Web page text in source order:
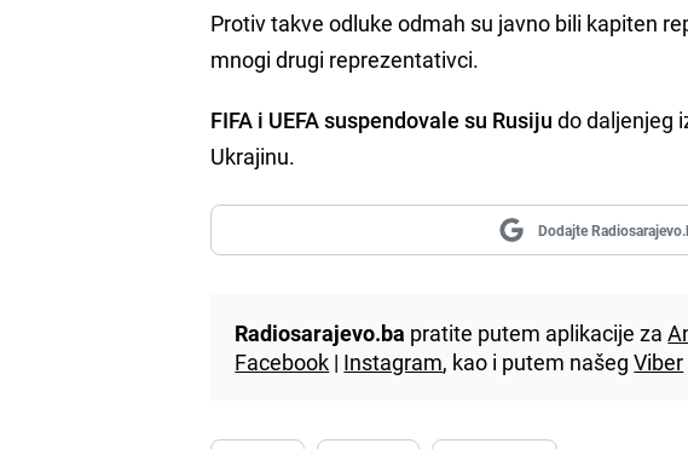
Protiv takve odluke odmah su javno bili kapiten
mnogi drugi reprezentativci.
FIFA i UEFA suspendovale su Rusiju do daljenjeg
Ukrajinu.
Dodajte
Radiosarajevo.ba pratite putem aplikacije za
Facebook | Instagram, kao i putem našegViber